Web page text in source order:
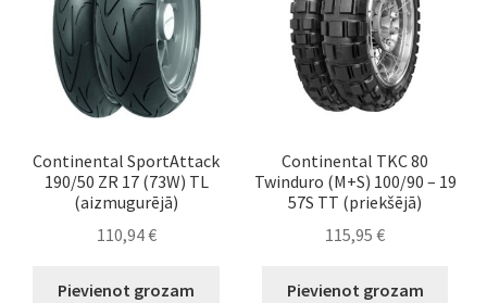
Continental SportAttack
190/50 ZR 17 (73W) TL
(aizmugurējā)
110,94€
Pievienot grozam
Continental TKC 80
Twinduro (M+S) 100/90 – 19
57S TT (priekšējā)
115,95€
Pievienot grozam